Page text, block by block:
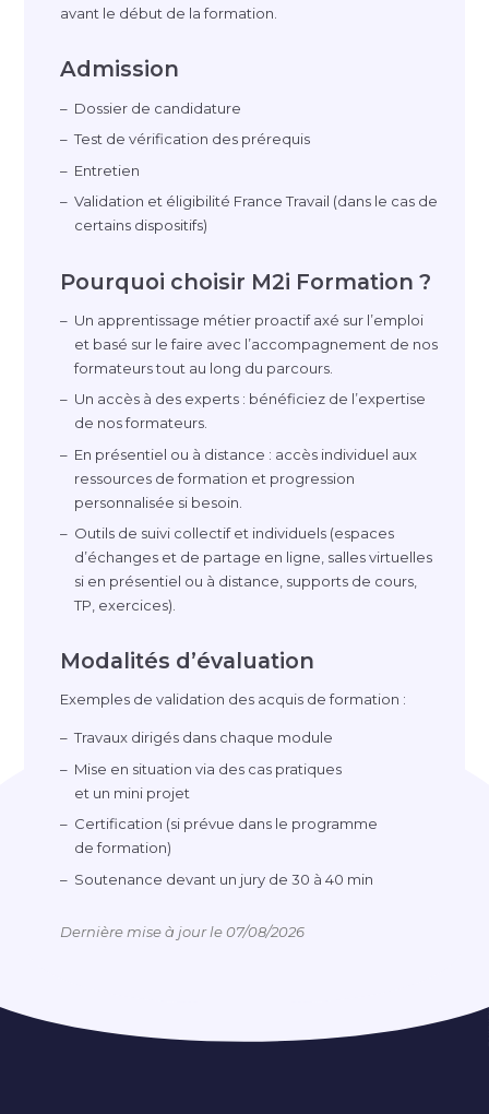
avant le début de la formation.
Admission
Dossier de candidature
Test de vérification des prérequis
Entretien
Validation et éligibilité France Travail (dans le cas de
certains dispositifs)
Pourquoi choisir M2i Formation ?
Un apprentissage métier proactif axé sur l’emploi
et basé sur le faire avec l’accompagnement de nos
formateurs tout au long du parcours.
Un accès à des experts : bénéficiez de l’expertise
de nos formateurs.
En présentiel ou à distance : accès individuel aux
ressources de formation et progression
personnalisée si besoin.
Outils de suivi collectif et individuels (espaces
d’échanges et de partage en ligne, salles virtuelles
si en présentiel ou à distance, supports de cours,
TP, exercices).
Modalités d’évaluation
Exemples de validation des acquis de formation :
Travaux dirigés dans chaque module
Mise en situation via des cas pratiques
et un mini projet
Certification (si prévue dans le programme
de formation)
Soutenance devant un jury de 30 à 40 min
Dernière mise à jour le 07/08/2026